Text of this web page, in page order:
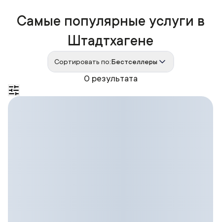
0 результата
Самые популярные услуги в
Штадтхагене
Сортировать по:Бестселлеры